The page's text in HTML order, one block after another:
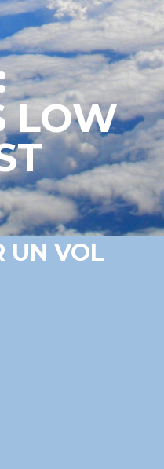
LOW
UN VOL